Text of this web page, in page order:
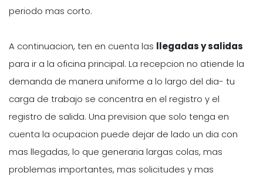
periodo mas corto.
A continuacion, ten en cuenta las llegadas y salidas
para ir a la oficina principal. La recepcion no atiende la
demanda de manera uniforme a lo largo del dia- tu
carga de trabajo se concentra en el registro y el
registro de salida. Una prevision que solo tenga en
cuenta la ocupacion puede dejar de lado un dia con
mas llegadas, lo que generaria largas colas, mas
problemas importantes, mas solicitudes y mas